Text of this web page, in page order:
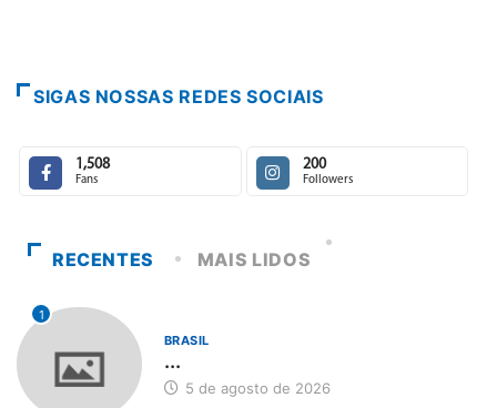
SIGAS NOSSAS REDES SOCIAIS
1,508
Fans
200
Followers
RECENTES MAIS LIDOS
1
BRASIL
...
5 de agosto de 2026